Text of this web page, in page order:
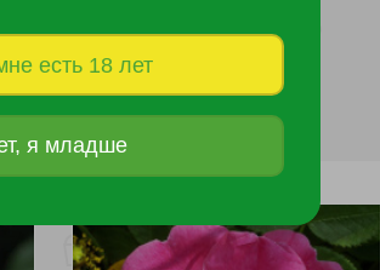
есть 18 лет
я младше